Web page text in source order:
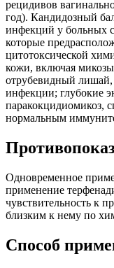
рецидивов
год). Кандидозный
инфекций у больных
которые
цитотоксической
кожи, включая микозы
отрубевидный
инфекции; глубокие
паракокцидиомикоз,
нормальным
Одновременное
применение
чувствительность к
близким к нему по
Способ